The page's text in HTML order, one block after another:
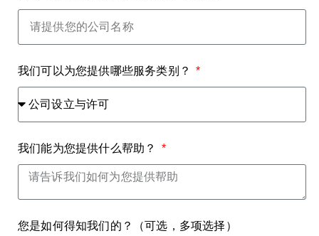
我们可以为您提供哪些服务类别？
我们能为您提供什么帮助？
您是如何得知我们的？（可选，多项选择）